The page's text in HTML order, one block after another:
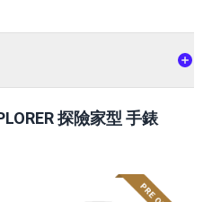
探險家型 手錶